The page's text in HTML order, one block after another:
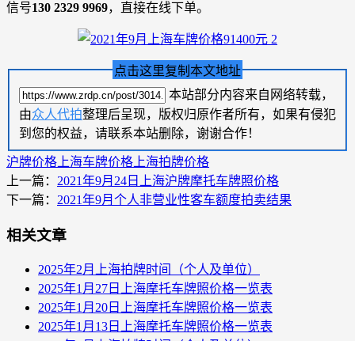
信号130 2329 9969，直接在线下单。
点击这里复制本文地址
本站部分内容来自网络转载，
由众人代拍整理后呈现，版权归原作者所有，如果有侵犯
到您的权益，请联系本站删除，谢谢合作！
沪牌价格 上海车牌价格 上海拍牌价格
上一篇： 2021年9月24日上海沪牌摩托车牌照价格
下一篇： 2021年9月个人非营业性客车额度拍卖结果
相关文章
2025年2月上海拍牌时间（个人及单位）
2025年1月27日上海摩托车牌照价格一览表
2025年1月20日上海摩托车牌照价格一览表
2025年1月13日上海摩托车牌照价格一览表